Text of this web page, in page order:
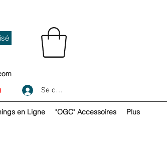
Se connecter
en Ligne "OGC" Accessoires Plus